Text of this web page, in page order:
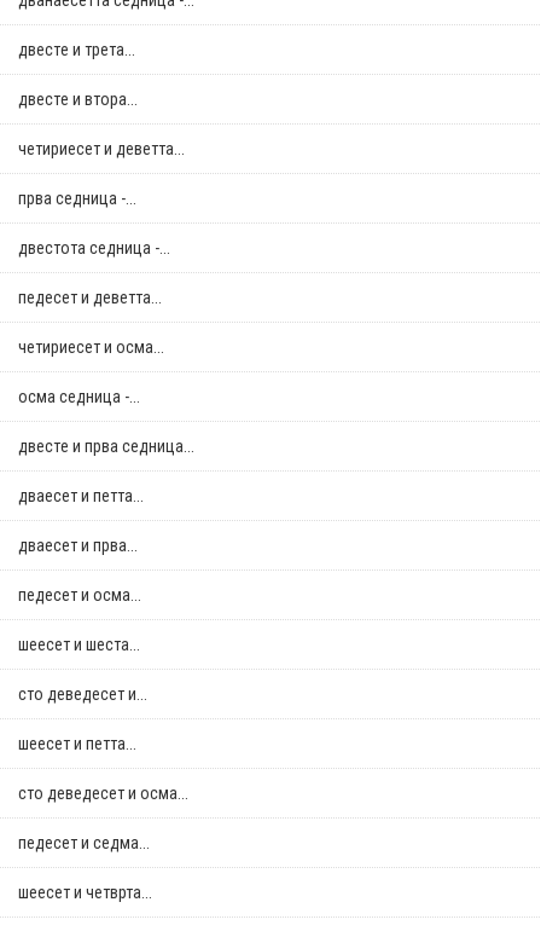
двестe и трета...
двестe и втора...
четириесет и деветта...
прва седница -...
двестота седница -...
педесет и деветта...
четириесет и осма...
осма седница -...
двестe и прва седница...
дваесет и петта...
дваесет и прва...
педесет и осма...
шеесет и шеста...
сто деведесет и...
шеесет и петта...
сто деведесет и осма...
педесет и седма...
шеесет и четврта...